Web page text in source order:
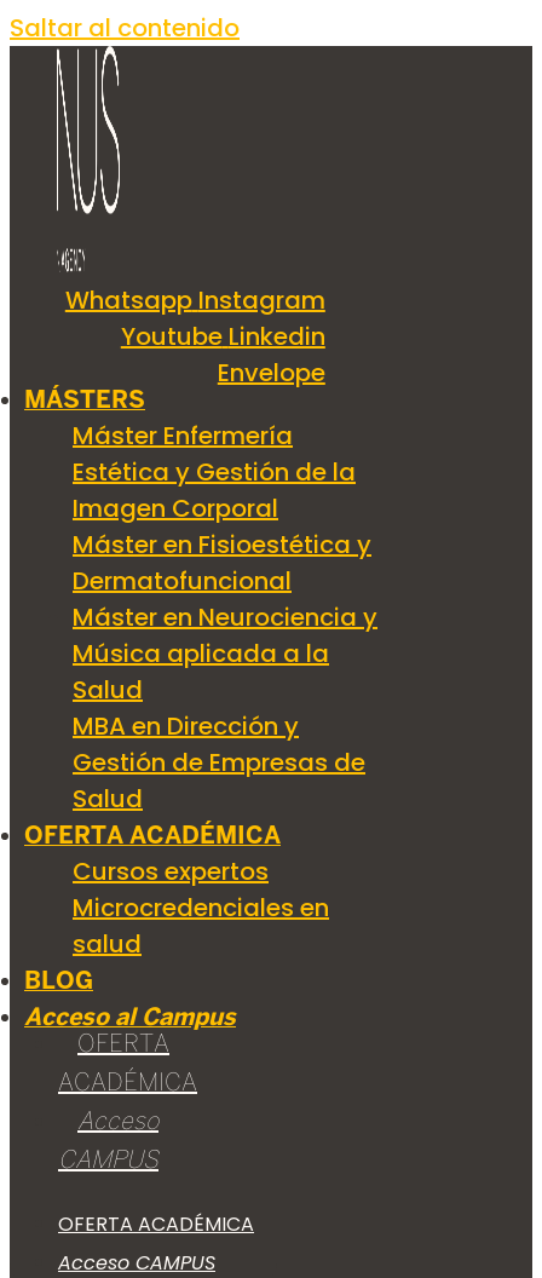
Saltar al contenido
Whatsapp Instagram
Youtube Linkedin
Envelope
MÁSTERS
Máster Enfermería
Estética y Gestión de la
Imagen Corporal
Máster en Fisioestética y
Dermatofuncional
Máster en Neurociencia y
Música aplicada a la
Salud
MBA en Dirección y
Gestión de Empresas de
Salud
OFERTA ACADÉMICA
Cursos expertos
Microcredenciales en
salud
BLOG
Acceso al Campus
OFERTA
ACADÉMICA
Acceso
CAMPUS
OFERTA ACADÉMICA
Acceso CAMPUS